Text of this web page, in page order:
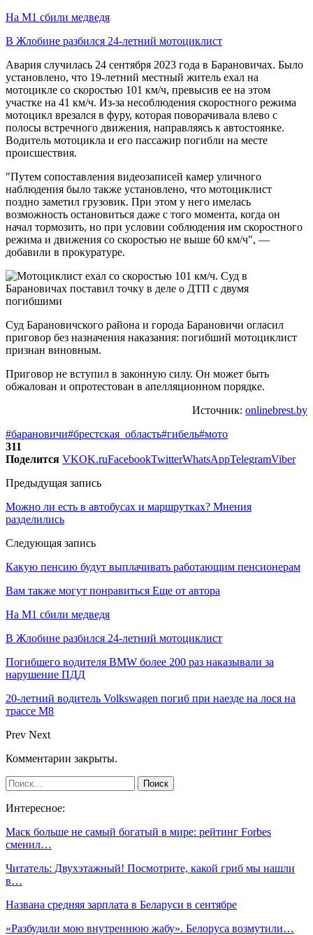
На М1 сбили медведя
В Жлобине разбился 24-летний мотоциклист
Авария случилась 24 сентября 2023 года в Барановичах. Было
установлено, что 19-летний местный житель ехал на
мотоцикле со скоростью 101 км/ч, превысив ее на этом
участке на 41 км/ч. Из-за несоблюдения скоростного режима
мотоцикл врезался в фуру, которая поворачивала влево с
полосы встречного движения, направляясь к автостоянке.
Водитель мотоцикла и его пассажир погибли на месте
происшествия.
"Путем сопоставления видеозаписей камер уличного
наблюдения было также установлено, что мотоциклист
поздно заметил грузовик. При этом у него имелась
возможность остановиться даже с того момента, когда он
начал тормозить, но при условии соблюдения им скоростного
режима и движения со скоростью не выше 60 км/ч", —
добавили в прокуратуре.
Суд Барановичского района и города Барановичи огласил
приговор без назначения наказания: погибший мотоциклист
признан виновным.
Приговор не вступил в законную силу. Он может быть
обжалован и опротестован в апелляционном порядке.
Источник: onlinebrest.by
#барановичи#брестская_область#гибель#мото
311
Поделится VKOK.ruFacebookTwitterWhatsAppTelegramViber
Предыдущая запись
Можно ли есть в автобусах и маршрутках? Мнения
разделились
Следующая запись
Какую пенсию будут выплачивать работающим пенсионерам
Вам также могут понравиться Еще от автора
На М1 сбили медведя
В Жлобине разбился 24-летний мотоциклист
Погибшего водителя BMW более 200 раз наказывали за
нарушение ПДД
20-летний водитель Volkswagen погиб при наезде на лося на
трассе М8
Prev Next
Комментарии закрыты.
Интересное:
Маск больше не самый богатый в мире: рейтинг Forbes
сменил…
Читатель: Двухэтажный! Посмотрите, какой гриб мы нашли
в…
Названа средняя зарплата в Беларуси в сентябре
«Разбудили мою внутреннюю жабу». Белоруса возмутили…